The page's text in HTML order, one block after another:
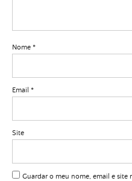
Nome *
Email *
Site
Guardar o meu nome, email e site